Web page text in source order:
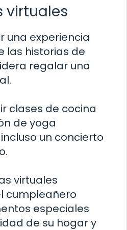
virtuales
una experiencia
las historias de
regalar una
clases de cocina
de yoga
un concierto
virtuales
cumpleañero
especiales
de su hogar y